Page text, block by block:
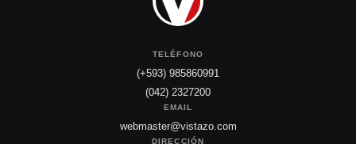
TELÉFONO
(+593) 985860991
(042) 2327200
EMAIL
webmaster@vistazo.com
DIRECCIÓN